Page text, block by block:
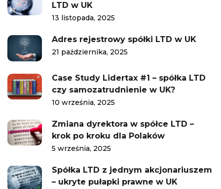
LTD w UK
13 listopada, 2025
Adres rejestrowy spółki LTD w UK
21 października, 2025
Case Study Lidertax #1 – spółka LTD
czy samozatrudnienie w UK?
10 września, 2025
Zmiana dyrektora w spółce LTD –
krok po kroku dla Polaków
5 września, 2025
Spółka LTD z jednym akcjonariuszem
– ukryte pułapki prawne w UK